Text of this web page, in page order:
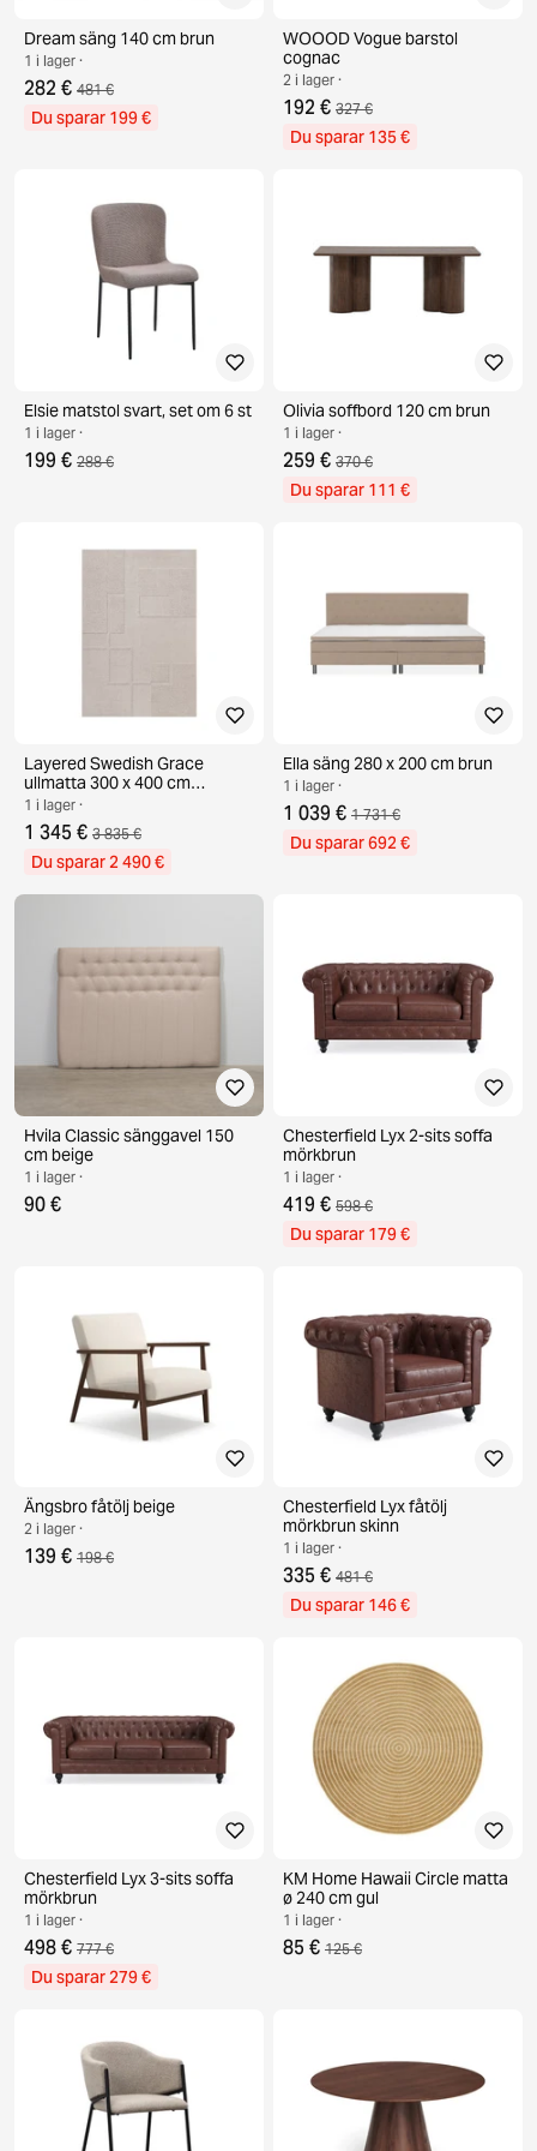
Dream säng 140 cm brun
1 i lager ·
282 € 481 €
Du sparar 199 €
WOOOD Vogue barstol
cognac
2 i lager ·
192 € 327 €
Du sparar 135 €
Elsie matstol svart, set om 6 st
1 i lager ·
199 € 288 €
Olivia soffbord 120 cm brun
1 i lager ·
259 € 370 €
Du sparar 111 €
Layered Swedish Grace
ullmatta 300 x 400 cm
Oatmeal
1 i lager ·
1 345 € 3 835 €
Du sparar 2 490 €
Ella säng 280 x 200 cm brun
1 i lager ·
1 039 € 1 731 €
Du sparar 692 €
Hvila Classic sänggavel 150
cm beige
1 i lager ·
90 €
Chesterfield Lyx 2-sits soffa
mörkbrun
1 i lager ·
419 € 598 €
Du sparar 179 €
Ängsbro fåtölj beige
2 i lager ·
139 € 198 €
Chesterfield Lyx fåtölj
mörkbrun skinn
1 i lager ·
335 € 481 €
Du sparar 146 €
Chesterfield Lyx 3-sits soffa
mörkbrun
1 i lager ·
498 € 777 €
Du sparar 279 €
KM Home Hawaii Circle matta
ø 240 cm gul
1 i lager ·
85 € 125 €